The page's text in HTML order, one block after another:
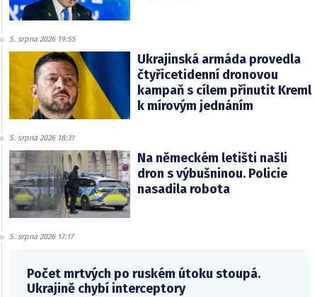
5. srpna 2026 19:55
Ukrajinská armáda provedla
čtyřicetidenní dronovou
kampaň s cílem přinutit Kreml
k mírovým jednáním
5. srpna 2026 18:31
Na německém letišti našli
dron s výbušninou. Policie
nasadila robota
5. srpna 2026 17:17
Počet mrtvých po ruském útoku stoupá.
Ukrajině chybí interceptory